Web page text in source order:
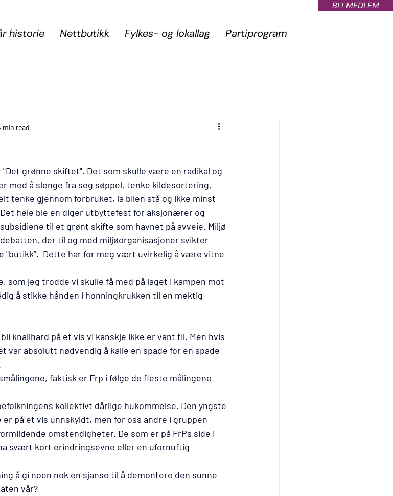
historie Nettbutikk Fylkes- og lokallag Partiprogram
BLI MEDLEM
min read
grønne skiftet". Det som skulle være en radikal og
med å slenge fra seg søppel, tenke kildesortering,
tenke gjennom forbruket, la bilen stå og ikke minst
hele ble en diger utbyttefest for aksjonærer og
til et grønt skifte som havnet på avveie. Miljø
der til og med miljøorganisasjoner svikter
"butikk”.  Dette har for meg vært uvirkelig å være vitne
som jeg trodde vi skulle få med på laget i kampen mot
å stikke hånden i honningkrukken til en mektig
knallhard på et vis vi kanskje ikke er vant til. Men hvis
var absolutt nødvendig å kalle en spade for en spade
faktisk er Frp i følge de fleste målingene
kollektivt dårlige hukommelse. Den yngste
på et vis unnskyldt, men for oss andre i gruppen
omstendigheter. De som er på FrPs side i
svært kort erindringsevne eller en ufornuftig
å gi noen nok en sjanse til å demontere den sunne
vår?